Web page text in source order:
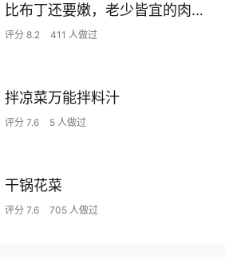
比布丁还要嫩，老少皆宜的肉沫蒸蛋
评分 8.2 411 人做过
拌凉菜万能拌料汁
评分 7.6 5 人做过
干锅花菜
评分 7.6 705 人做过